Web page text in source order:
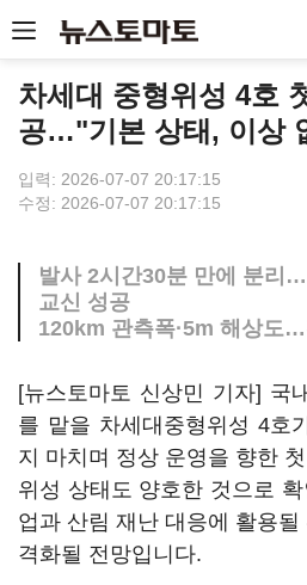
차세대 중형위성 4호
공…"기본 상태, 이상
입력: 2026-07-07 20:17:15
수정: 2026-07-07 20:17:15
발사 2시간30분 만에 분리
교신 성공
120km 관측폭·5m 해상도
[뉴스토마토 신상민 기자] 국
를 맡을 차세대중형위성 4호
지 마치며 정상 운영을 향한
위성 상태도 양호한 것으로
업과 산림 재난 대응에 활용
격화될 전망입니다.